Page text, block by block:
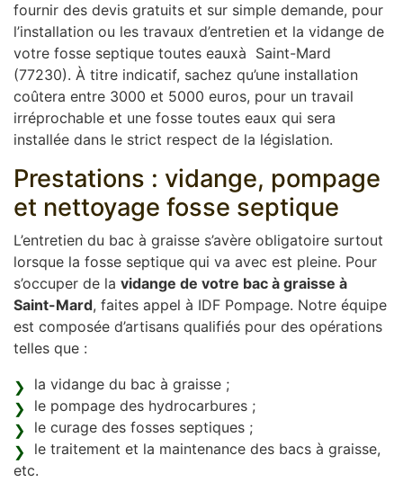
fournir des devis gratuits et sur simple demande, pour
l’installation ou les travaux d’entretien et la vidange de
votre fosse septique toutes eauxà Saint-Mard
(77230). À titre indicatif, sachez qu’une installation
coûtera entre 3000 et 5000 euros, pour un travail
irréprochable et une fosse toutes eaux qui sera
installée dans le strict respect de la législation.
Prestations : vidange, pompage
et nettoyage fosse septique
L’entretien du bac à graisse s’avère obligatoire surtout
lorsque la fosse septique qui va avec est pleine. Pour
s’occuper de la vidange de votre bac à graisse à
Saint-Mard, faites appel à IDF Pompage. Notre équipe
est composée d’artisans qualifiés pour des opérations
telles que :
la vidange du bac à graisse ;
le pompage des hydrocarbures ;
le curage des fosses septiques ;
le traitement et la maintenance des bacs à graisse,
etc.